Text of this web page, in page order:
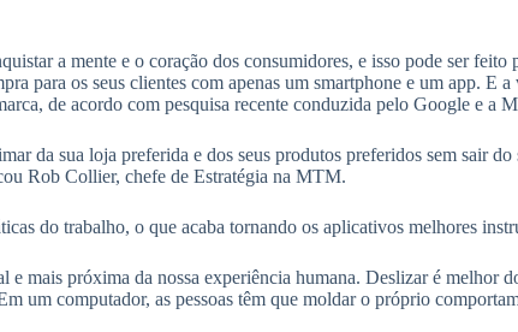
a mente e o coração dos consumidores, e isso pode ser
para os seus clientes com apenas um smartphone e um app. E
de acordo com pesquisa recente conduzida pelo Google e a
da sua loja preferida e dos seus produtos preferidos sem sair
Rob Collier, chefe de Estratégia na MTM.
do trabalho, o que acaba tornando os aplicativos melhores
mais próxima da nossa experiência humana. Deslizar é melhor
um computador, as pessoas têm que moldar o próprio